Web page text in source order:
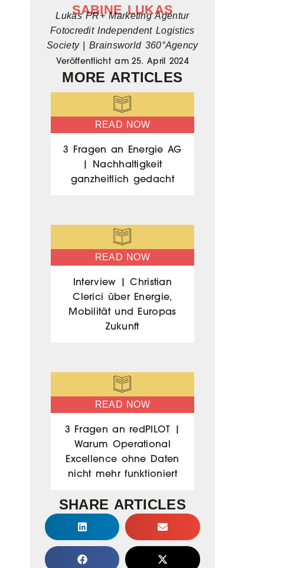
SABINE LUKAS
Lukas PR+ Marketing Agentur
Fotocredit Independent Logistics
Society | Brainsworld 360°Agency
Veröffentlicht am 25. April 2024
MORE ARTICLES
READ NOW
3 Fragen an Energie AG
| Nachhaltigkeit
ganzheitlich gedacht
READ NOW
Interview | Christian
Clerici über Energie,
Mobilität und Europas
Zukunft
READ NOW
3 Fragen an redPILOT |
Warum Operational
Excellence ohne Daten
nicht mehr funktioniert
SHARE ARTICLES